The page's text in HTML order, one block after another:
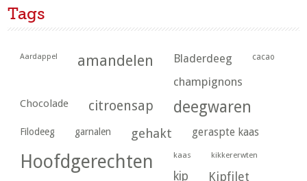
Tags
Aardappel amandelen Bladerdeeg cacao
champignons
Chocolade citroensap deegwaren
Filodeeg garnalen gehakt geraspte kaas
Hoofdgerechten kaas kikkererwten
kip Kipfilet